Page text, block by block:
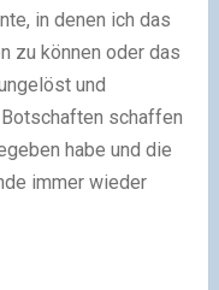
in denen ich das
zu können oder das
und
schaffen
habe und die
immer wieder